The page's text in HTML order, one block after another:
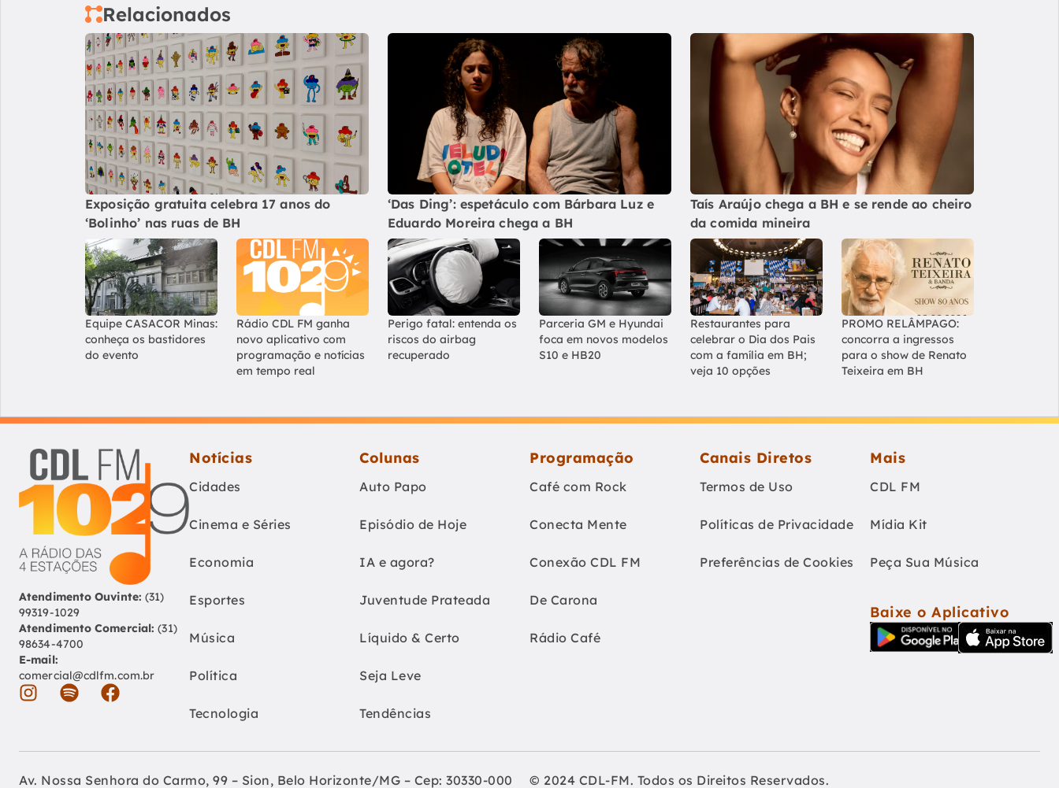
Relacionados
Exposição gratuita celebra 17 anos do
‘Bolinho’ nas ruas de BH
‘Das Ding’: espetáculo com Bárbara Luz e
Eduardo Moreira chega a BH
Taís Araújo chega a BH e se rende ao cheiro
da comida mineira
Equipe CASACOR Minas:
conheça os bastidores
do evento
Rádio CDL FM ganha
novo aplicativo com
programação e notícias
em tempo real
Perigo fatal: entenda os
riscos do airbag
recuperado
Parceria GM e Hyundai
foca em novos modelos
S10 e HB20
Restaurantes para
celebrar o Dia dos Pais
com a família em BH;
veja 10 opções
PROMO RELÂMPAGO:
concorra a ingressos
para o show de Renato
Teixeira em BH
Atendimento Ouvinte: (31)
99319-1029
Atendimento Comercial: (31)
98634-4700
E-mail:
comercial@cdlfm.com.br
Notícias
Cidades
Cinema e Séries
Economia
Esportes
Música
Política
Tecnologia
Colunas
Auto Papo
Episódio de Hoje
IA e agora?
Juventude Prateada
Líquido & Certo
Seja Leve
Tendências
Programação
Café com Rock
Conecta Mente
Conexão CDL FM
De Carona
Rádio Café
Canais Diretos
Termos de Uso
Políticas de Privacidade
Preferências de Cookies
Mais
CDL FM
Mídia Kit
Peça Sua Música
Baixe o Aplicativo
Av. Nossa Senhora do Carmo, 99 – Sion, Belo Horizonte/MG – Cep: 30330-000 © 2024 CDL-FM. Todos os Direitos Reservados.